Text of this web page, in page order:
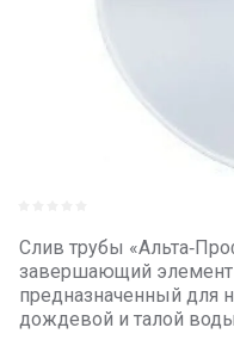
Слив трубы
завершающий элемент
предназначенный для
дождевой и талой